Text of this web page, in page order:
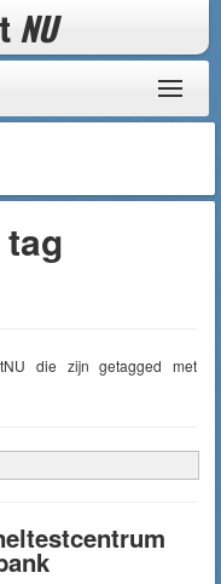
NU
die zijn getagged met